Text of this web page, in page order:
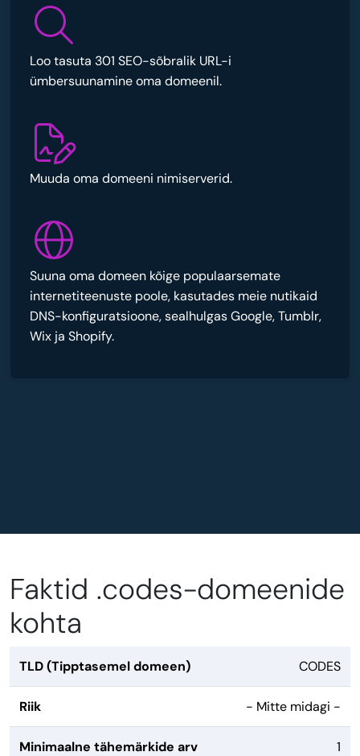
Loo tasuta 301 SEO-sõbralik URL-i
ümbersuunamine oma domeenil.
Muuda oma domeeni nimiserverid.
Suuna oma domeen kõige populaarsemate
internetiteenuste poole, kasutades meie nutikaid
DNS-konfiguratsioone, sealhulgas Google, Tumblr,
Wix ja Shopify.
Faktid .codes-domeenide
kohta
TLD (Tipptasemel domeen) CODES
Riik - Mitte midagi -
Minimaalne tähemärkide arv 1